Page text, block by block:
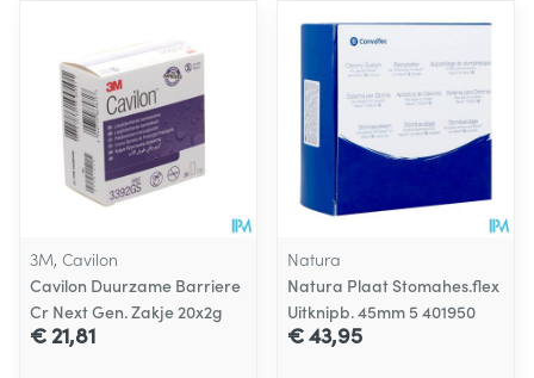
3M, Cavilon
Cavilon Duurzame Barriere
Cr Next Gen. Zakje 20x2g
€ 21,81
Natura
Natura Plaat Stomahes.flex
Uitknipb. 45mm 5 401950
€ 43,95